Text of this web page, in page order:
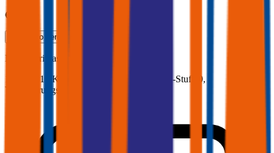
€ 156,09
Teilkasko berechnen
Nissan
Primastar Kombi, Vollkasko
150 PS/110 KW, diesel, Baujahr 2025,
BM-Stufe 0,
Versicherungsnehmer 30 Jahre